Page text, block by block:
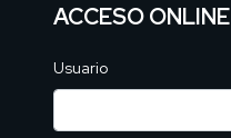
ACCESO ONLINE
Usuario